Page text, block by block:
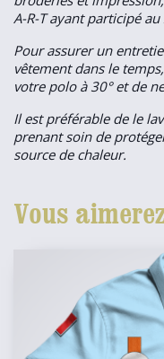
A-R-T ayant participé
Pour assurer un
vêtement dans le
votre polo à 30° et de
Il est préférable de le
prenant soin de
source de chaleur.
Vous